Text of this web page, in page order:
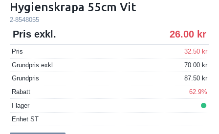
Hygienskrapa 55cm Vit
2-8548055
Pris exkl. 26.00
Pris
32.50
Grundpris exkl.
70.00
Grundpris
87.50
Rabatt
62.9%
I lager
Enhet ST